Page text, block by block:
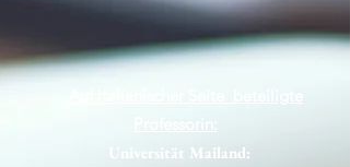
Professorin:
Universität Mailand: